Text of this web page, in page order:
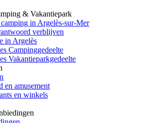
& Vakantiepark
in Argelès-sur-Mer
verblijven
in Argelès
Campinggedeelte
Vakantieparkgedeelte
en amusement
en winkels